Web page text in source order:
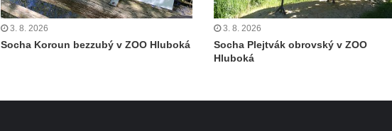
3. 8. 2026
Socha Koroun bezzubý v ZOO Hluboká
3. 8. 2026
Socha Plejtvák obrovský v ZOO
Hluboká